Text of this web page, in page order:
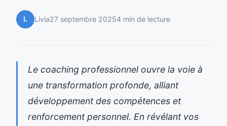
L Livia27 septembre 20254 min de lecture
Le coaching professionnel ouvre la voie à
une transformation profonde, alliant
développement des compétences et
renforcement personnel. En révélant vos